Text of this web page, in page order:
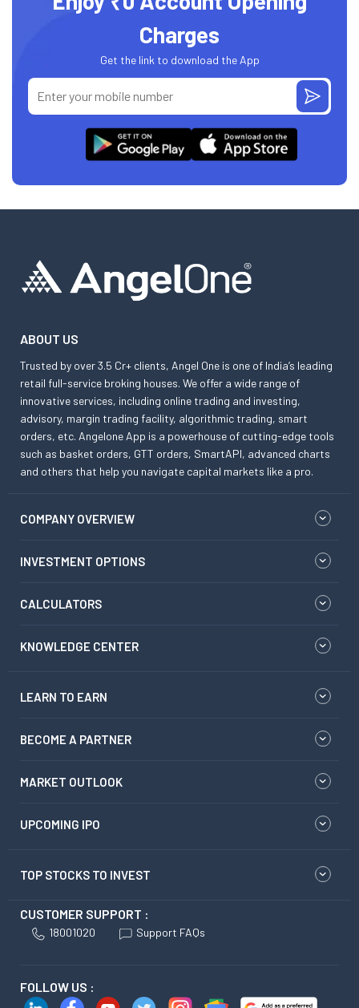
Charges
Get the link to download the App
ABOUT US
Trusted by over 3.5 Cr+ clients, Angel One is one of India’s leading
retail full-service broking houses. We offer a wide range of
innovative services, including online trading and investing,
advisory, margin trading facility, algorithmic trading, smart
orders, etc. Angelone App is a powerhouse of cutting-edge tools
such as basket orders, GTT orders, SmartAPI, advanced charts
and others that help you navigate capital markets like a pro.
COMPANY OVERVIEW
INVESTMENT OPTIONS
CALCULATORS
KNOWLEDGE CENTER
LEARN TO EARN
BECOME A PARTNER
MARKET OUTLOOK
UPCOMING IPO
TOP STOCKS TO INVEST
CUSTOMER SUPPORT :
18001020 Support FAQs
FOLLOW US :